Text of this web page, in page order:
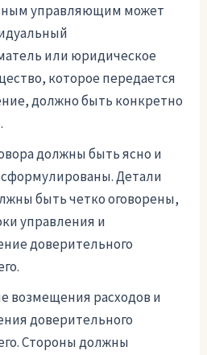
управляющим может
или юридическое
которое передается
должно быть конкретно
должны быть ясно и
Детали
быть четко оговорены,
управления и
доверительного
возмещения расходов и
доверительного
Стороны должны